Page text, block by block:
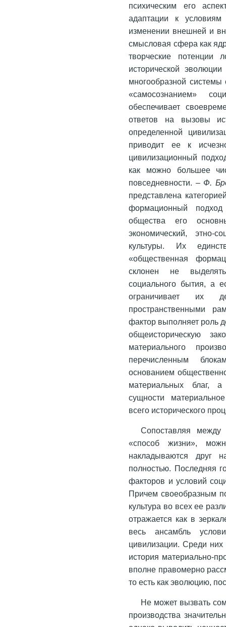
психическим его
адаптации к
изменении внешней и
смысловая сфера как
творческие потенции
исторической
многообразной
«самосознанием»
обеспечивает
ответов на вызовы
определенной
приводит ее к
цивилизационный
как можно большее
повседневности. – Ф.
представлена
формационный
общества его
экономический, этно-
культуры. Их
«общественная
склонен не
социального бытия, а
ограничивает их
пространственными
фактор выполняет роль
общеисторическую
материального
перечисленным
основанием
материальных благ,
сущности
всего исторического
Сопоставляя между
«способ жизни»,
накладываются друг
полностью. Последняя
факторов и условий
Причем своеобразным
культура во всех ее
отражается как в
весь ансамбль
цивилизации. Среди
история материально-
вполне правомерно
то есть как эволюцию,
Не может вызвать
производства